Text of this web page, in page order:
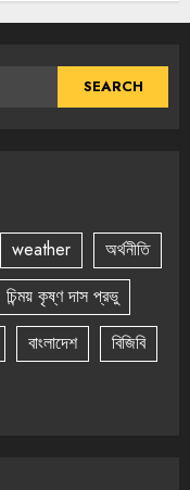
weather
অর্থনীতি
চিন্ময় কৃষ্ণ দাস প্রভু
বাংলাদেশ
বিজিবি